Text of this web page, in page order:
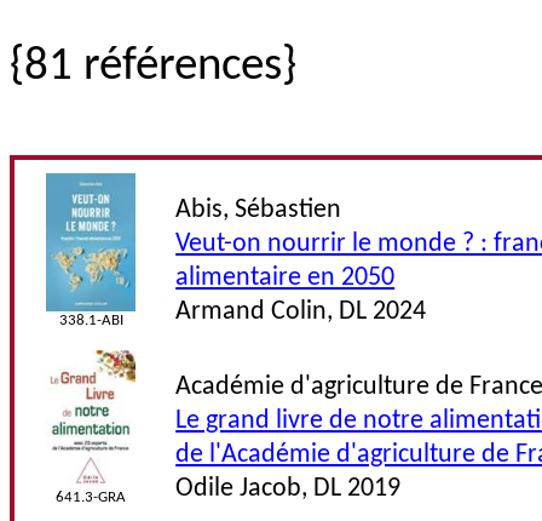
{81 références}
338.1-ABI
Abis, Sébastien
Veut-on nourrir le monde ? :
alimentaire en 2050
Armand Colin, DL 2024
641.3-GRA
Académie d'agriculture de
Le grand livre de notre
de l'Académie d'agriculture de
Odile Jacob, DL 2019